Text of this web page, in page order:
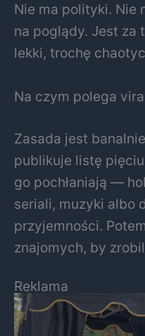
Nie ma polityki. Nie
na poglądy. Jest
lekki, trochę
Na czym polega
Zasada jest
publikuje listę
go pochłaniają —
seriali, muzyki albo
przyjemności.
znajomych, by
Reklama